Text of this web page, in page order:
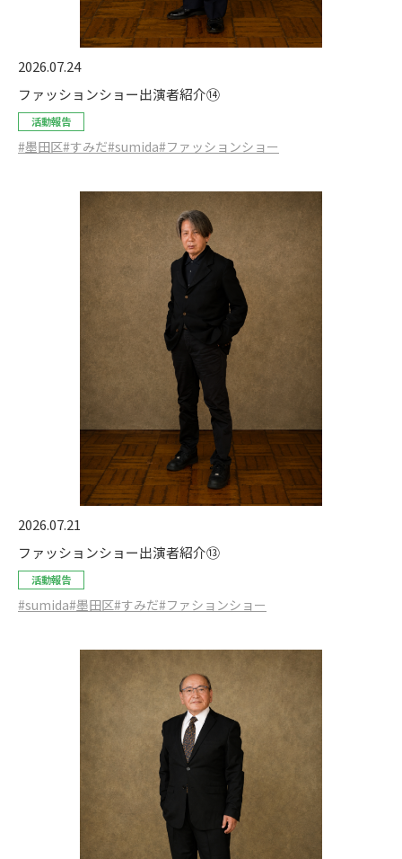
2026.07.24
ファッションショー出演者紹介⑭
活動報告
#墨田区#すみだ#sumida#ファッションショー
2026.07.21
ファッションショー出演者紹介⑬
活動報告
#sumida#墨田区#すみだ#ファションショー